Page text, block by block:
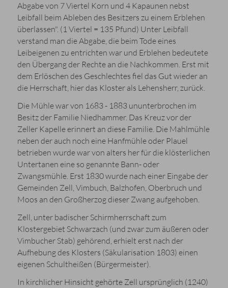
Abgabe von 7 Viertel Korn und 4 Kapaunen nebst
Leibfall beim Ableben des Besitzers zu einem Erblehen
überlassen". (1 Viertel = 135 Pfund) Unter Leibfall
verstand man die Abgabe, die beim Tode eines
Leibeigenen zu entrichten war und Erblehen bedeutete
den Übergang der Rechte an die Nachkommen. Erst mit
dem Erlöschen des Geschlechtes fiel das Gut wieder an
die Herrschaft, hier das Kloster als Lehensherr, zurück.
Die Mühle war von 1683 - 1883 ununterbrochen im
Besitz der Familie Niedhammer. Das Kreuz vor der
Zeller Kapelle erinnert an diese Familie. Die Mahlmühle
neben der auch noch eine Hanfmühle oder Plauel
betrieben wurde war von alters her für die klösterlichen
Untertanen eine so genannte Bann- oder
Zwangsmühle. Erst 1830 wurde nach einer Eingabe der
Gemeinden Zell, Vimbuch, Balzhofen, Oberbruch und
Moos an den Großherzog dieser Zwang aufgehoben.
Zell, unter badischer Schirmherrschaft zum
Klostergebiet Schwarzach (und zwar zum äußeren oder
Vimbucher Stab) gehörend, erhielt erst nach der
Aufhebung des Klosters (Säkularisation 1803) einen
eigenen Schultheißen (Bürgermeister).
In kirchlicher Hinsicht gehörte Zell ursprünglich (1240)